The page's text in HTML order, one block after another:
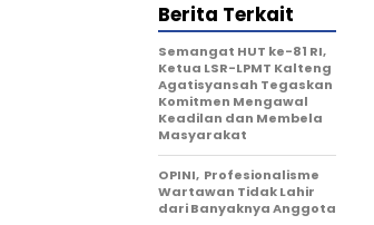
Berita Terkait
Semangat HUT ke-81 RI,
Ketua LSR-LPMT Kalteng
Agatisyansah Tegaskan
Komitmen Mengawal
Keadilan dan Membela
Masyarakat
OPINI, Profesionalisme
Wartawan Tidak Lahir
dari Banyaknya Anggota